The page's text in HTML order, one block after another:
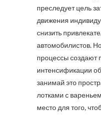
преследует цель
движения
снизить
автомобилистов.
процессы создают
интенсификации
занимай это
лотками с
место для того,